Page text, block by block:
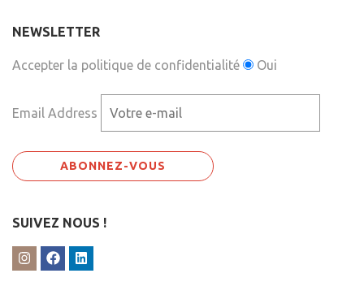
NEWSLETTER
Accepter la politique de confidentialité Oui
Email Address
SUIVEZ NOUS !